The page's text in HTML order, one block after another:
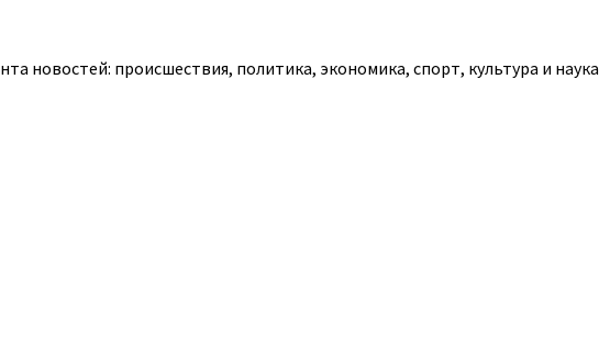
новостей: происшествия, политика, экономика, спорт, культура и наука